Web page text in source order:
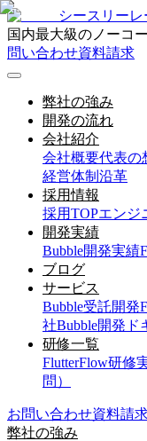
シースリーレ
国内最大級のノーコ
問い合わせ資料請求
弊社の強み
開発の流れ
会社紹介
会社概要代表の
経営体制 沿革
採用情報
採用TOPエンジ
開発実績
Bubble開発実績
ブログ
サービス
Bubble受託開発
社Bubble開発ド
研修一覧
FlutterFlow研修
問）
お問い合わせ資料請
弊社の強み